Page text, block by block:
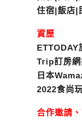
住宿|飯店|
資歷
ETTODAY
Trip訂房
日本
2022食尚
合作邀請